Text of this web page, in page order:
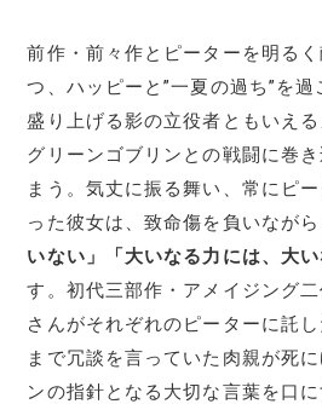
前作・前々作とピーターを明る
つ、ハッピーと”一夏の過ち”を
盛り上げる影の立役者ともいえる
グリーンゴブリンとの戦闘に巻
まう。気丈に振る舞い、常にピ
った彼女は、致命傷を負いながら
いない」「大いなる力には、大い
す。初代三部作・アメイジング
さんがそれぞれのピーターに託
まで冗談を言っていた肉親が死
ンの指針となる大切な言葉を口